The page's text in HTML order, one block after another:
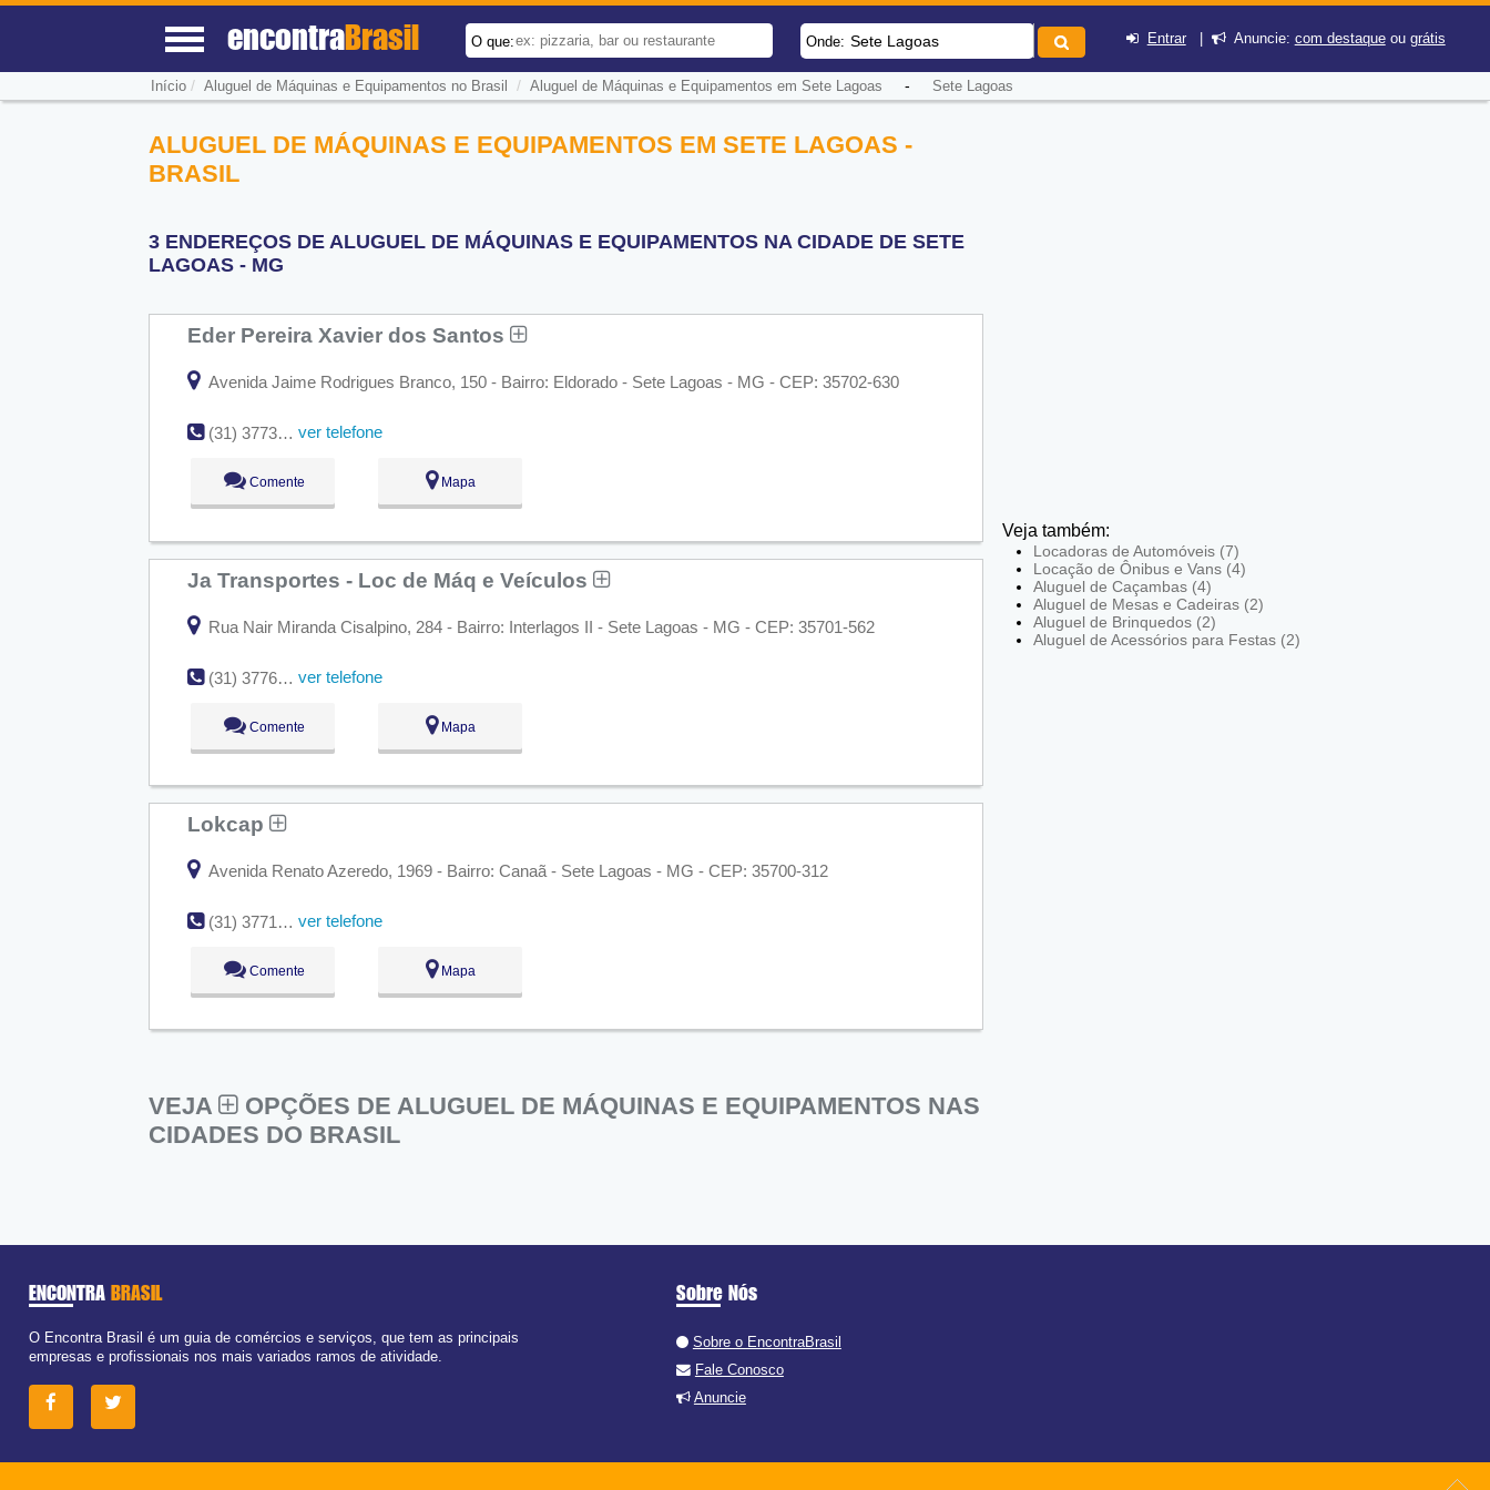
encontraBrasil O que: Onde: Sete Lagoas Entrar| Anuncie: com destaqueou grátis
Início/ Aluguel de Máquinas e Equipamentos no Brasil / Aluguel de Máquinas e Equipamentos em Sete Lagoas - Sete Lagoas
ALUGUEL DE MÁQUINAS E EQUIPAMENTOS EM SETE LAGOAS -
BRASIL
3 ENDEREÇOS DE ALUGUEL DE MÁQUINAS E EQUIPAMENTOS NA CIDADE DE SETE
LAGOAS - MG
Eder Pereira Xavier dos Santos
Avenida Jaime Rodrigues Branco, 150 - Bairro: Eldorado - Sete Lagoas - MG - CEP: 35702-630
(31) 3773-5887 ver telefone
Comente Mapa
Ja Transportes - Loc de Máq e Veículos
Rua Nair Miranda Cisalpino, 284 - Bairro: Interlagos II - Sete Lagoas - MG - CEP: 35701-562
(31) 3776-0552 ver telefone
Comente Mapa
Lokcap
Avenida Renato Azeredo, 1969 - Bairro: Canaã - Sete Lagoas - MG - CEP: 35700-312
(31) 3771-6738 ver telefone
Comente Mapa
VEJA
OPÇÕES DE ALUGUEL DE MÁQUINAS E EQUIPAMENTOS NAS
CIDADES DO BRASIL
Veja também:
Locadoras de Automóveis (7)
Locação de Ônibus e Vans (4)
Aluguel de Caçambas (4)
Aluguel de Mesas e Cadeiras (2)
Aluguel de Brinquedos (2)
Aluguel de Acessórios para Festas (2)
ENCONTRA BRASIL
O Encontra Brasil é um guia de comércios e serviços, que tem as principais
empresas e profissionais nos mais variados ramos de atividade.
Sobre Nós
Sobre o EncontraBrasil
Fale Conosco
Anuncie